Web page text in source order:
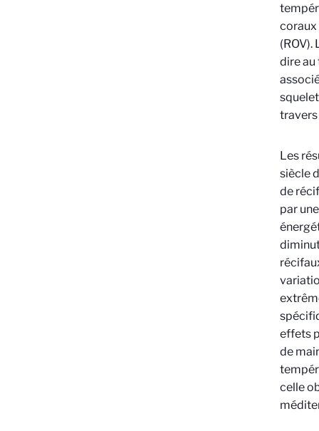
coraux
(ROV).
dire au
travers
Les
siècle
de
par
effets
de
celle